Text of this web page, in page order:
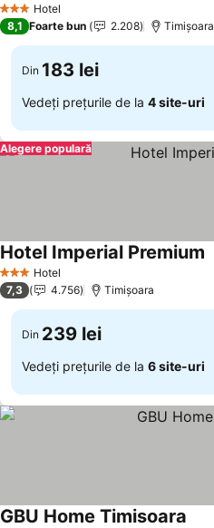
3 SteleHotel
8,1 Foarte bun 2.208 Timișoara
Din 183 lei
Vedeți prețurile de la 4 site-uri
Alegere populară
3 SteleHotel
Hotel Imperial Premium
7,3 4.756 Timișoara
Din 239 lei
Vedeți prețurile de la 6 site-uri
GBU Home Timisoara